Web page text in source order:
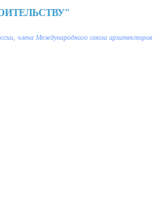
члена Международного союза архитекторов